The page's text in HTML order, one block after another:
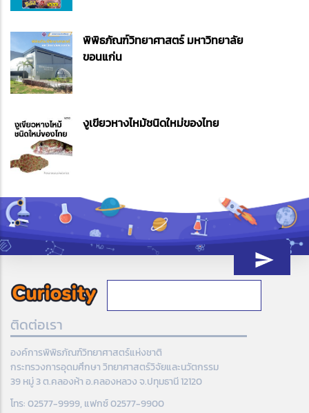
พิพิธภัณฑ์วิทยาศาสตร์ มหาวิทยาลัย
ขอนแก่น
งูเขียวหางไหม้ชนิดใหม่ของไทย
ติดต่อเรา
องค์การพิพิธภัณฑ์วิทยาศาสตร์แห่งชาติ
กระทรวงการอุดมศึกษา วิทยาศาสตร์วิจัยและนวัตกรรม
39 หมู่ 3 ต.คลองห้า อ.คลองหลวง จ.ปทุมธานี 12120
โทร: 02577-9999, แฟกซ์ 02577-9900